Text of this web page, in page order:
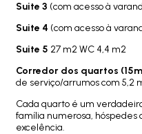
Suite 3 (com acesso à
Suite 4 (com acesso à
Suite 5 27 m2 WC 4,4 m2
Corredor dos quartos
de serviço/arrumos com 5,2
Cada quarto é um
família numerosa, hóspedes
excelência.